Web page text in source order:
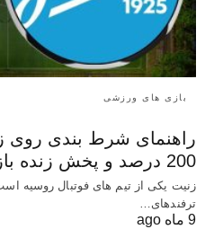
بازی های ورزشی
راهنمای شرط بندی روی
200 درصد و پخش زنده بازی زنیت
زنیت یکی از تیم های فوتبال روسیه
ترفندهای…
9 ماه ago